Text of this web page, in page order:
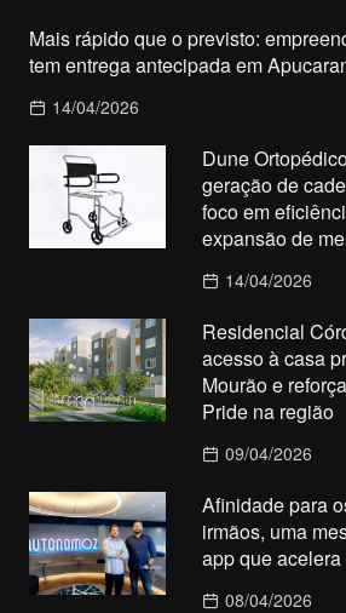
Mais rápido que o previsto:
tem entrega antecipada em
14/04/2026
Dune
geração de
foco em
expansão de
14/04/2026
Residencial
acesso à casa
Mourão e
Pride na região
09/04/2026
Afinidade para
irmãos, uma
app que
08/04/2026